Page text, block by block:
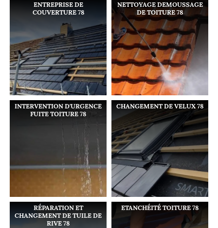
ENTREPRISE DE
COUVERTURE 78
NETTOYAGE DEMOUSSAGE
DE TOITURE 78
INTERVENTION D'URGENCE
FUITE TOITURE 78
CHANGEMENT DE VELUX 78
RÉPARATION ET
CHANGEMENT DE TUILE DE
RIVE 78
ETANCHÉITÉ TOITURE 78